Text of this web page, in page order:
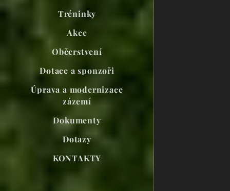
Tréninky
Akce
Občerstvení
Dotace a sponzoři
Úprava a modernizace
zázemí
Dokumenty
Dotazy
KONTAKTY